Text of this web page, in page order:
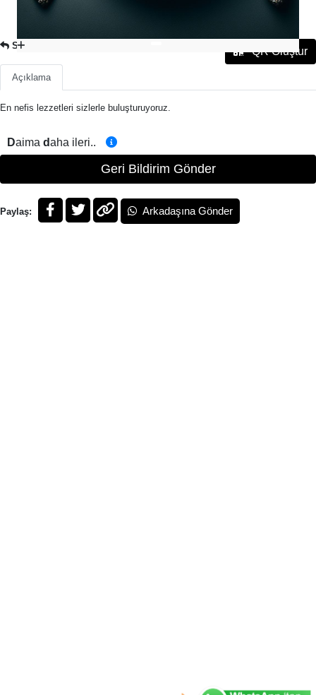
SULU YEMEK QR Oluştur
Açıklama
En nefis lezzetleri sizlerle buluşturuyoruz.
Daima daha ileri..
Geri Bildirim Gönder
Paylaş: Arkadaşına Gönder